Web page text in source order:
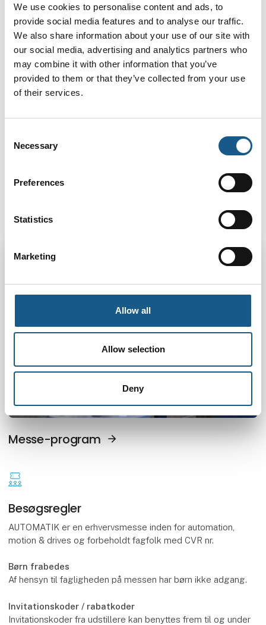
We use cookies to personalise content and ads, to
provide social media features and to analyse our traffic.
We also share information about your use of our site with
our social media, advertising and analytics partners who
may combine it with other information that you’ve
provided to them or that they’ve collected from your use
of their services.
Selection
Necessary
Preferences
Statistics
Marketing
Allow all
Allow selection
Deny
Messe-program
Besøgsregler
AUTOMATIK er en erhvervsmesse inden for automation,
motion & drives og forbeholdt fagfolk med CVR nr.
Børn frabedes
Af hensyn til fagligheden på messen har børn ikke adgang.
Invitationskoder / rabatkoder
Invitationskoder fra udstillere kan benyttes frem til og under